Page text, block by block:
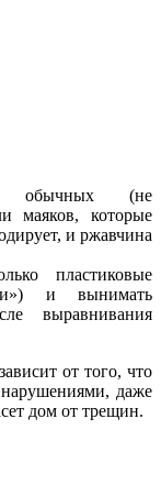
обычных (не
маяков, которые
и ржавчина
пластиковые
и вынимать
выравнивания
от того, что
нарушениями, даже
дом от трещин.